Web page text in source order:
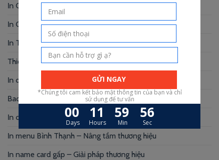
In Card Visit Đẹp – Ấn Tượng Từ Cái Nhìn Đầu Tiên
In Giấy Tiêu Đề Giá Rẻ – Bí Quyết Bật mí
In Thẻ Treo Giá Rẻ – In Nhanh, Chất Lượng
Thiết Kế Voucher Giá Rẻ – Chuyên Nghiệp
In decal logo dán – Marketing hiệu quả
Bao thư giấy kraft – Xu hướng hiện nay
In card visit giá rẻ Gò Vấp cạnh tranh
In menu Bình Thạnh – Nâng tầm thương hiệu
In name card gấp – Giải pháp thương hiệu